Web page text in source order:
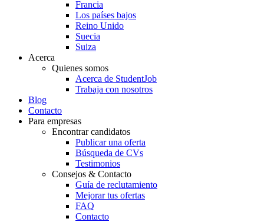
Francia
Los países bajos
Reino Unido
Suecia
Suiza
Acerca
Quienes somos
Acerca de StudentJob
Trabaja con nosotros
Blog
Contacto
Para empresas
Encontrar candidatos
Publicar una oferta
Búsqueda de CVs
Testimonios
Consejos & Contacto
Guía de reclutamiento
Mejorar tus ofertas
FAQ
Contacto